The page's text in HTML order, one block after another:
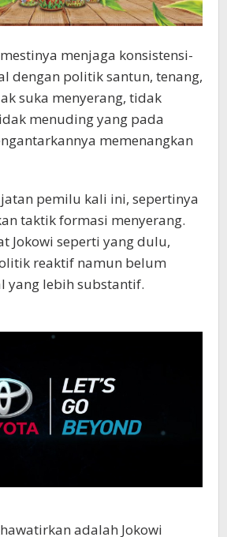
menjaga konsistensi-
dengan politik santun, tenang,
suka menyerang, tidak
menuding yang pada
memenangkan
pemilu kali ini, sepertinya
taktik formasi menyerang.
Jokowi seperti yang dulu,
reaktif namun belum
yang lebih substantif.
adalah Jokowi